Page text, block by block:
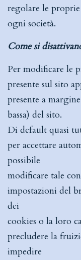
regolare le
ogni società.
Come si
Per modificare le
presente sul sito
presente a
bassa) del sito.
Di default quasi
per accettare
possibile
modificare tale
impostazioni del
dei
cookies o la loro
precludere la
impedire